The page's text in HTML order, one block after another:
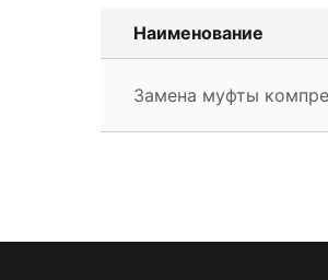
Наименование
Замена муфты